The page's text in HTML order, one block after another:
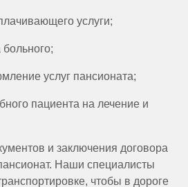
услуги;
услуг пансионата;
пациента на лечение и
и заключения договора
Наши специалисты
чтобы в дороге